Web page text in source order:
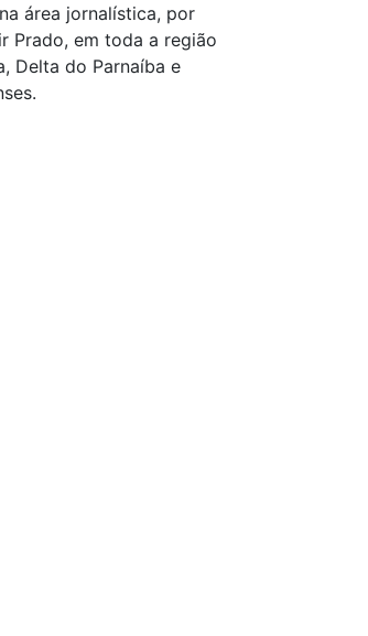
área jornalística, por
Prado, em toda a região
Delta do Parnaíba e